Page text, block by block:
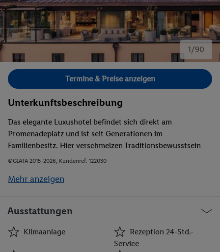
1/90
Bild 1 von 90.
Termine & Preise anzeigen
Unterkunftsbeschreibung
Das elegante Luxushotel befindet sich direkt am
Promenadeplatz und ist seit Generationen im
Familienbesitz. Hier verschmelzen Traditionsbewusstsein
und zeitgemäßer Komfort. Die gelungene Kombination von
Gehweite liegen die Frauenkirche, die Theatinerkirche,
Verkehrsmittel sind nach etwa 500 m über die S-
Bahnstation Marienplatz, die U-Bahnstation Odeonsplatz
oder die Straßenbahnhaltestelle Theatinerstraße zu
©GIATA 2015-2026, Kundenref. 122030
Mehr anzeigen
Ausstattungen
Klimaanlage
Rezeption 24-Std.-
Service